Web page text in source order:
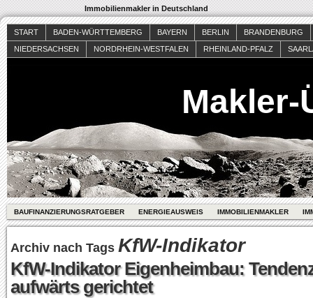
Immobilienmakler in Deutschland
START BADEN-WÜRTTEMBERG BAYERN BERLIN
BRANDENBURG
NIEDERSACHSEN
NORDRHEIN-WESTFALEN RHEINLAND-PFALZ
Makler-
BAUFINANZIERUNGSRATGEBER ENERGIEAUSWEIS IMMOBILIENMAKLER
Archiv nach Tags KfW-Indikator
KfW-Indikator Eigenheimbau:
aufwärts gerichtet